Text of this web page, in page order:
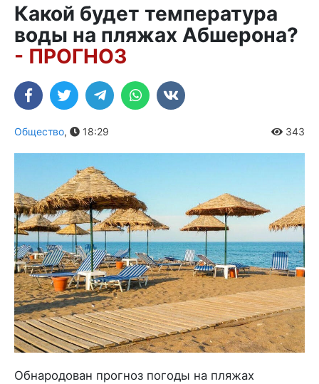
Какой будет температура
воды на пляжах Абшерона?
- ПРОГНОЗ
Общество, 18:29 343
Обнародован прогноз погоды на пляжах